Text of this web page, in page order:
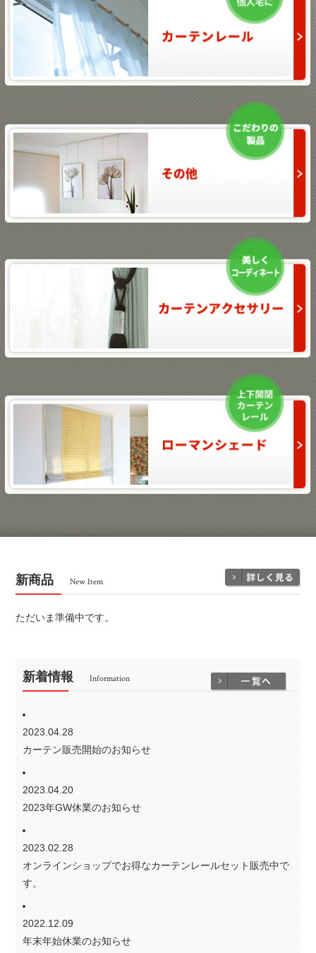
新商品 New Item
ただいま準備中です。
新着情報 Information
2023.04.28
カーテン販売開始のお知らせ
2023.04.20
2023年GW休業のお知らせ
2023.02.28
オンラインショップでお得なカーテンレールセット販売中で
す。
2022.12.09
年末年始休業のお知らせ